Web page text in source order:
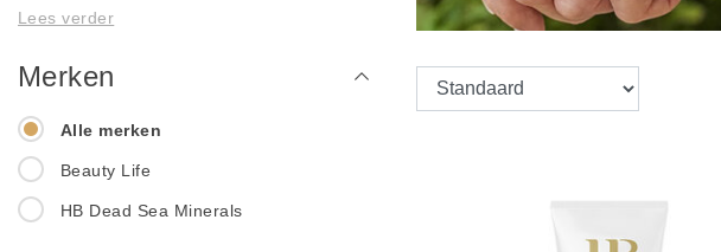
Lees verder
Merken
Alle merken
Beauty Life
HB Dead Sea Minerals